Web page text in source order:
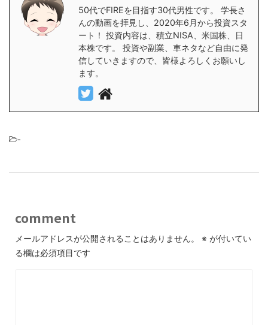
50代でFIREを目指す30代男性です。 学長さ
んの動画を拝見し、2020年6月から投資スタ
ート！ 投資内容は、積立NISA、米国株、日
本株です。 投資や副業、車ネタなど自由に発
信していきますので、皆様よろしくお願いし
ます。
-
comment
メールアドレスが公開されることはありません。 ※ が付いてい
る欄は必須項目です